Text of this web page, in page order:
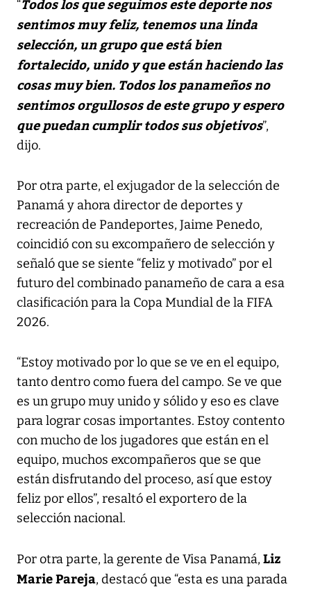
“Todos los que seguimos este deporte nos
sentimos muy feliz, tenemos una linda
selección, un grupo que está bien
fortalecido, unido y que están haciendo las
cosas muy bien. Todos los panameños no
sentimos orgullosos de este grupo y espero
que puedan cumplir todos sus objetivos”,
dijo.
Por otra parte, el exjugador de la selección de
Panamá y ahora director de deportes y
recreación de Pandeportes, Jaime Penedo,
coincidió con su excompañero de selección y
señaló que se siente “feliz y motivado” por el
futuro del combinado panameño de cara a esa
clasificación para la Copa Mundial de la FIFA
2026.
“Estoy motivado por lo que se ve en el equipo,
tanto dentro como fuera del campo. Se ve que
es un grupo muy unido y sólido y eso es clave
para lograr cosas importantes. Estoy contento
con mucho de los jugadores que están en el
equipo, muchos excompañeros que se que
están disfrutando del proceso, así que estoy
feliz por ellos”, resaltó el exportero de la
selección nacional.
Por otra parte, la gerente de Visa Panamá, Liz
Marie Pareja, destacó que “esta es una parada